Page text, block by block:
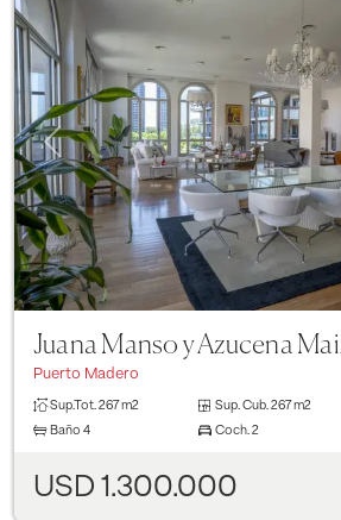
Previous
Juana Manso y Azucena
Puerto Madero
Sup.Tot. 267 m2 Sup. Cub. 267 m2
Baño 4 Coch. 2
USD 1.300.000